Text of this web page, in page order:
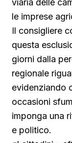
viaria delle
le imprese
Il consigliere
questa
giorni dalla
regionale
evidenziando
occasioni
imponga una
e politico.